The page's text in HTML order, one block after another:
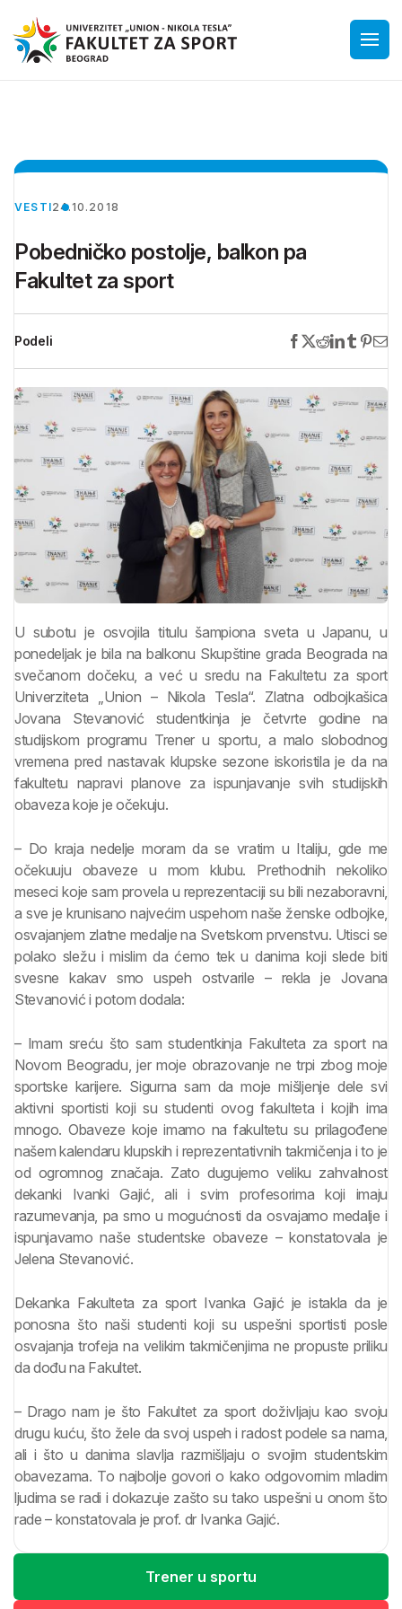
VESTI24.10.2018
Pobedničko postolje, balkon pa
Fakultet za sport
Podeli
U subotu je osvojila titulu šampiona sveta u Japanu, u
ponedeljak je bila na balkonu Skupštine grada Beograda na
svečanom dočeku, a već u sredu na Fakultetu za sport
Univerziteta „Union – Nikola Tesla“. Zlatna odbojkašica
Jovana Stevanović studentkinja je četvrte godine na
studijskom programu Trener u sportu, a malo slobodnog
vremena pred nastavak klupske sezone iskoristila je da na
fakultetu napravi planove za ispunjavanje svih studijskih
obaveza koje je očekuju.
– Do kraja nedelje moram da se vratim u Italiju, gde me
očekuuju obaveze u mom klubu. Prethodnih nekoliko
meseci koje sam provela u reprezentaciji su bili nezaboravni,
a sve je krunisano najvećim uspehom naše ženske odbojke,
osvajanjem zlatne medalje na Svetskom prvenstvu. Utisci se
polako sležu i mislim da ćemo tek u danima koji slede biti
svesne kakav smo uspeh ostvarile – rekla je Jovana
Stevanović i potom dodala:
– Imam sreću što sam studentkinja Fakulteta za sport na
Novom Beogradu, jer moje obrazovanje ne trpi zbog moje
sportske karijere. Sigurna sam da moje mišljenje dele svi
aktivni sportisti koji su studenti ovog fakulteta i kojih ima
mnogo. Obaveze koje imamo na fakultetu su prilagođene
našem kalendaru klupskih i reprezentativnih takmičenja i to je
od ogromnog značaja. Zato dugujemo veliku zahvalnost
dekanki Ivanki Gajić, ali i svim profesorima koji imaju
razumevanja, pa smo u mogućnosti da osvajamo medalje i
ispunjavamo naše studentske obaveze – konstatovala je
Jelena Stevanović.
Dekanka Fakulteta za sport Ivanka Gajić je istakla da je
ponosna što naši studenti koji su uspešni sportisti posle
osvajanja trofeja na velikim takmičenjima ne propuste priliku
da dođu na Fakultet.
– Drago nam je što Fakultet za sport doživljaju kao svoju
drugu kuću, što žele da svoj uspeh i radost podele sa nama,
ali i što u danima slavlja razmišljaju o svojim studentskim
obavezama. To najbolje govori o kako odgovornim mladim
ljudima se radi i dokazuje zašto su tako uspešni u onom što
rade – konstatovala je prof. dr Ivanka Gajić.
Trener u sportu